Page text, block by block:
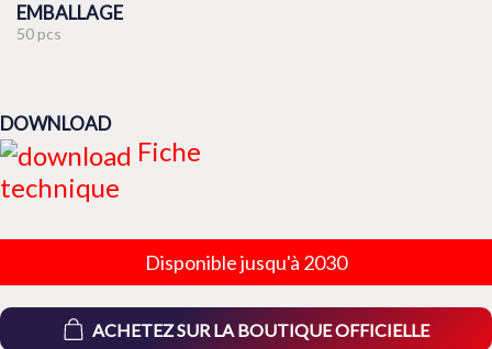
EMBALLAGE
50 pcs
DOWNLOAD
Fiche
technique
Disponible jusqu'à 2030
ACHETEZ SUR LA BOUTIQUE OFFICIELLE